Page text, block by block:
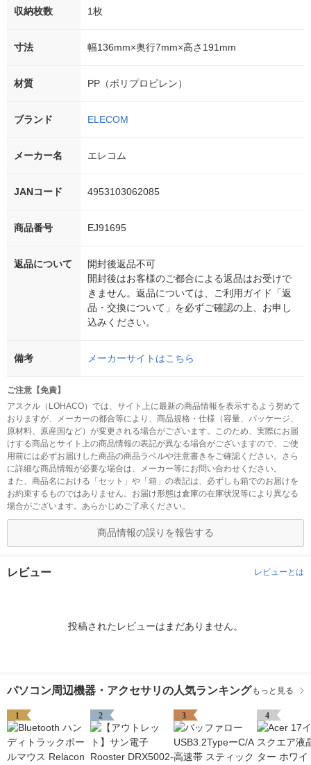
収納枚数 1枚
寸法 幅136mm×奥行7mm×高さ191mm
材質 PP（ポリプロピレン）
ブランド ELECOM
メーカー名 エレコム
JANコード 4953103062085
商品番号 EJ91695
返品について
開封後返品不可
開封後はお客様のご都合による返品はお受けで
きません。返品については、ご利用ガイド「返
品・交換について」を必ずご確認の上、お申し
込みください。
備考 メーカーサイトはこちら
ご注意【免責】
アスクル（LOHACO）では、サイト上に最新の商品情報を表示するよう努めて
おりますが、メーカーの都合等により、商品規格・仕様（容量、パッケージ、
原材料、原産国など）が変更される場合がございます。このため、実際にお届
けする商品とサイト上の商品情報の表記が異なる場合がございますので、ご使
用前には必ずお届けした商品の商品ラベルや注意書きをご確認ください。さら
に詳細な商品情報が必要な場合は、メーカー等にお問い合わせください。
また、商品名における「セット」や「箱」の表記は、必ずしも箱でのお届けを
お約束するものではありません。お届け形態は倉庫の在庫状況等により異なる
場合がございます。あらかじめご了承ください。
商品情報の誤りを報告する
レビュー レビューとは
投稿されたレビューはまだありません。
パソコン周辺機器・アクセサリの人気ランキング もっと見る
1 2 3 4